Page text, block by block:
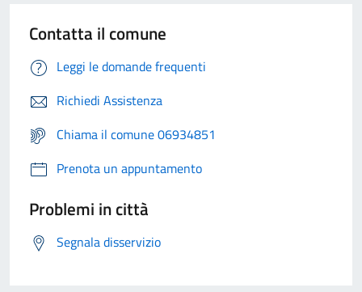
Contatta il comune
Leggi le domande frequenti
Richiedi Assistenza
Chiama il comune 06934851
Prenota un appuntamento
Problemi in città
Segnala disservizio